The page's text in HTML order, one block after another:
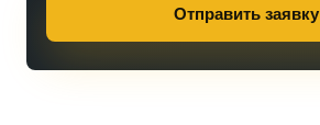
Отправить заявку